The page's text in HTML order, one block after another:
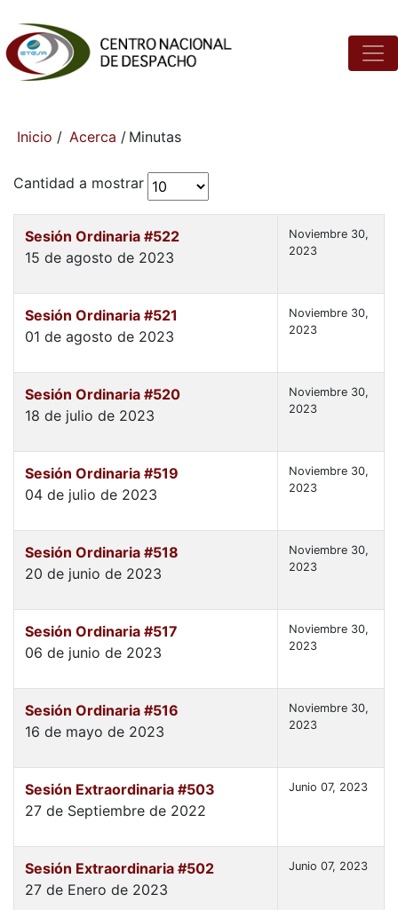
Inicio / Acerca / Minutas
Cantidad a mostrar
Sesión Ordinaria #522
15 de agosto de 2023
Noviembre 30,
2023
Sesión Ordinaria #521
01 de agosto de 2023
Noviembre 30,
2023
Sesión Ordinaria #520
18 de julio de 2023
Noviembre 30,
2023
Sesión Ordinaria #519
04 de julio de 2023
Noviembre 30,
2023
Sesión Ordinaria #518
20 de junio de 2023
Noviembre 30,
2023
Sesión Ordinaria #517
06 de junio de 2023
Noviembre 30,
2023
Sesión Ordinaria #516
16 de mayo de 2023
Noviembre 30,
2023
Sesión Extraordinaria #503
27 de Septiembre de 2022
Junio 07, 2023
Sesión Extraordinaria #502
27 de Enero de 2023
Junio 07, 2023